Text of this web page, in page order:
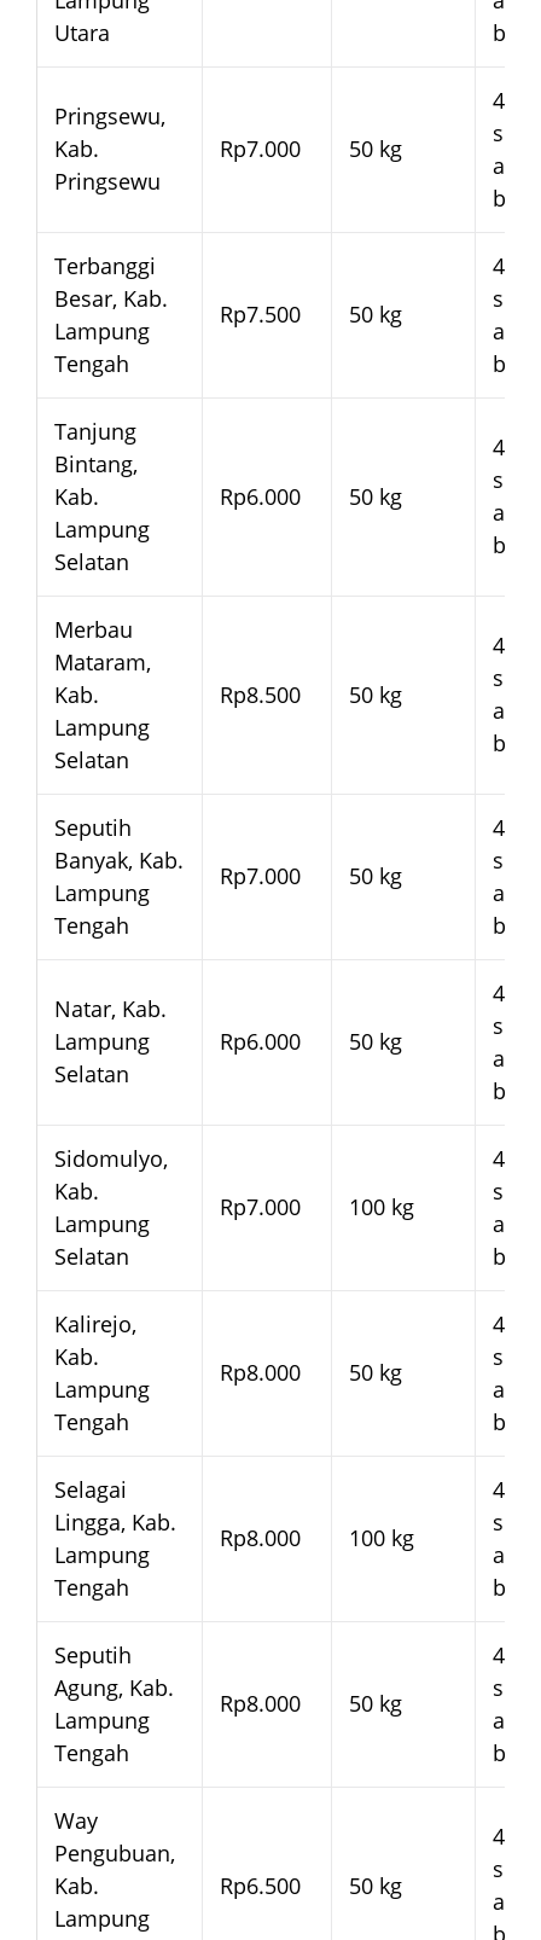
Utara
Pringsewu,
Kab.
Pringsewu
Rp7.000 50 kg
4–7
Terbanggi
Besar, Kab.
Lampung
Tengah
Rp7.500 50 kg
4–7
Tanjung
Bintang,
Kab.
Lampung
Selatan
Rp6.000 50 kg
4–7
Merbau
Mataram,
Kab.
Lampung
Selatan
Rp8.500 50 kg
4–7
Seputih
Banyak, Kab.
Lampung
Tengah
Rp7.000 50 kg
4–7
Natar, Kab.
Lampung
Selatan
Rp6.000 50 kg
4–7
Sidomulyo,
Kab.
Lampung
Selatan
Rp7.000 100 kg
4–7
Kalirejo,
Kab.
Lampung
Tengah
Rp8.000 50 kg
4–7
Selagai
Lingga, Kab.
Lampung
Tengah
Rp8.000 100 kg
4–7
Seputih
Agung, Kab.
Lampung
Tengah
Rp8.000 50 kg
4–7
Way
Pengubuan,
Kab.
Lampung
Rp6.500 50 kg
4–7